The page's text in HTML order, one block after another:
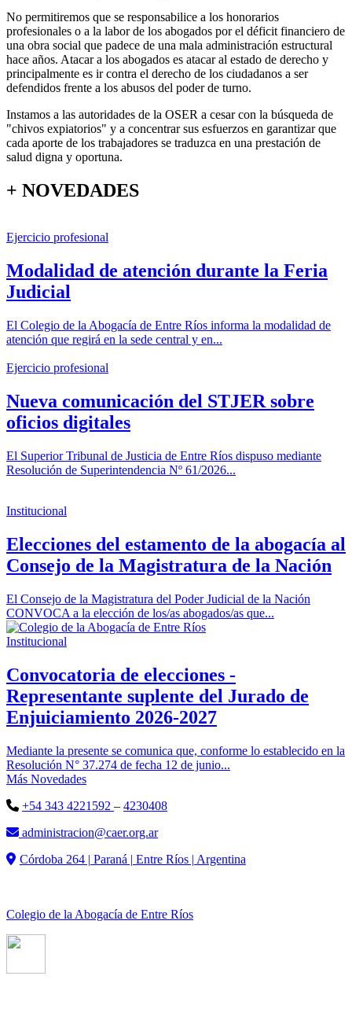
No permitiremos que se responsabilice a los honorarios
profesionales o a la labor de los abogados por el déficit financiero de
una obra social que padece de una mala administración estructural
hace años. Atacar a los abogados es atacar al estado de derecho y
principalmente es ir contra el derecho de los ciudadanos a ser
defendidos frente a los abusos del poder de turno.
Instamos a las autoridades de la OSER a cesar con la búsqueda de
"chivos expiatorios" y a concentrar sus esfuerzos en garantizar que
cada aporte de los trabajadores se traduzca en una prestación de
salud digna y oportuna.
+ NOVEDADES
Ejercicio profesional
Modalidad de atención durante la Feria
Judicial
El Colegio de la Abogacía de Entre Ríos informa la modalidad de
atención que regirá en la sede central y en...
Ejercicio profesional
Nueva comunicación del STJER sobre
oficios digitales
El Superior Tribunal de Justicia de Entre Ríos dispuso mediante
Resolución de Superintendencia Nº 61/2026...
Institucional
Elecciones del estamento de la abogacía al
Consejo de la Magistratura de la Nación
El Consejo de la Magistratura del Poder Judicial de la Nación
CONVOCA a la elección de los/as abogados/as que...
Institucional
Convocatoria de elecciones -
Representante suplente del Jurado de
Enjuiciamiento 2026-2027
Mediante la presente se comunica que, conforme lo establecido en la
Resolución N° 37.274 de fecha 12 de junio...
Más Novedades
+54 343 4221592 – 4230408
administracion@caer.org.ar
Córdoba 264 | Paraná | Entre Ríos | Argentina
Colegio de la Abogacía de Entre Ríos